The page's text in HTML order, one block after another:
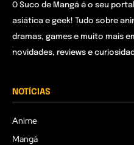
O Suco de Mangá é o seu
asiática e geek! Tudo sobre
dramas, games e muito mais
novidades, reviews e
NOTÍCIAS
Anime
Mangá